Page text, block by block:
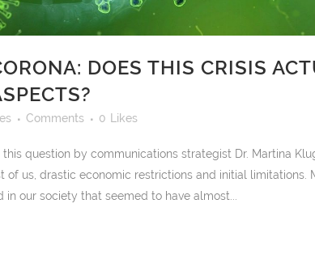
DOES THIS CRISIS
Comments 0 Likes
this question by communications strategist Dr. Martina
of us, drastic economic restrictions and initial limitations.
in our society that seemed to have almost...